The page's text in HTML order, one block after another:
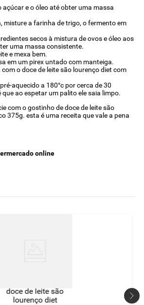
açúcar e o óleo até obter uma massa
misture a farinha de trigo, o fermento em
secos à mistura de ovos e óleo aos
uma massa consistente.
e mexa bem.
em um pirex untado com manteiga.
o doce de leite são lourenço diet com
aquecido a 180°c por cerca de 30
ao espetar um palito ele saia limpo.
com o gostinho de doce de leite são
375g. esta é uma receita que vale a pena
online
doce de leite são
lourenço diet